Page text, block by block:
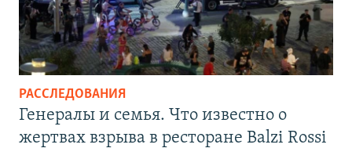
РАССЛЕДОВАНИЯ
Генералы и семья. Что известно о
жертвах взрыва в ресторане Balzi Rossi